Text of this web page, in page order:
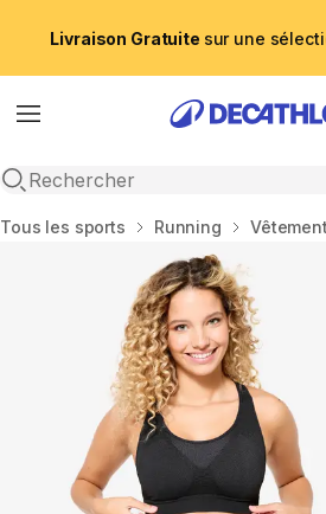
Livraison Gratuite sur une
Menu
Recherche ouverte
Accueil
Tous les sports Running